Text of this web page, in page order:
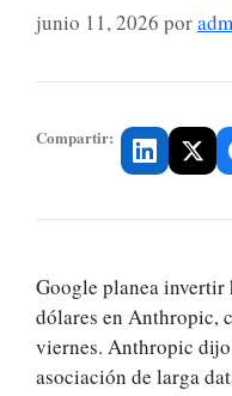
junio 11, 2026 por
Compartir:
Google planea
dólares en Anthropic,
viernes. Anthropic
asociación de larga